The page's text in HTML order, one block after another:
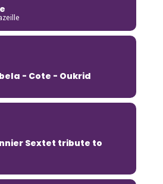
- Cote - Oukrid
Sextet tribute to